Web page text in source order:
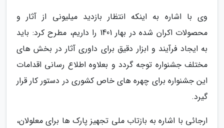
وی با اشاره به اینکه انتظار بازدید میلیونی از آثار و
محصولات اکران شده در بهار 1401 را داریم، مطرح کرد: باید
به ایجاد فرآیند و ابزار دقیق برای داوری آثار در بخش های
مختلف جشنواره توجه گردد و بعلاوه اطلاع رسانی اقدامات
این جشنواره برای چهره های خاص کشوری در دستور کار قرار
گیرد.
ارجائی با اشاره به بازتاب ملی تجهیز پارک ها برای معلولان،